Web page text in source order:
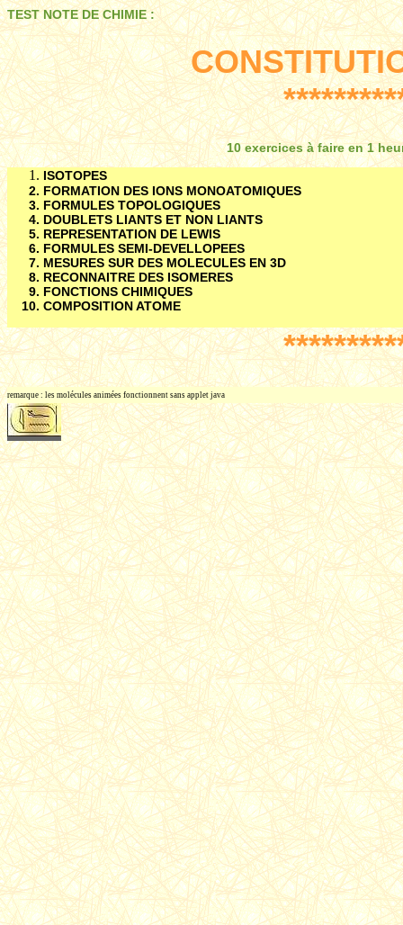
TEST NOTE DE CHIMIE :
10 exercices à faire en 1
ISOTOPES
FORMATION DES IONS MONOATOMIQUES
FORMULES TOPOLOGIQUES
DOUBLETS LIANTS ET NON LIANTS
REPRESENTATION DE LEWIS
FORMULES SEMI-DEVELLOPEES
MESURES SUR DES MOLECULES EN 3D
RECONNAITRE DES ISOMERES
FONCTIONS CHIMIQUES
COMPOSITION ATOME
remarque : les molécules animées fonctionnent sans applet java